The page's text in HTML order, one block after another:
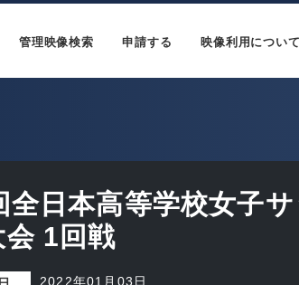
管理映像検索 申請する 映像利用について
全日本高等学校女子
1回戦
2022年01月03日